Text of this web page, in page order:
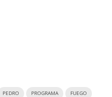
PEDRO PROGRAMA FUEGO